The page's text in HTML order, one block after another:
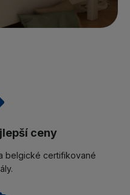
ceny
belgické certifikované